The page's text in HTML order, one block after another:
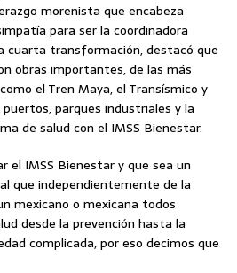
morenista que encabeza
para ser la coordinadora
cuarta transformación, destacó que
obras importantes, de las más
el Tren Maya, el Transísmico y
parques industriales y la
de salud con el IMSS Bienestar.
el IMSS Bienestar y que sea un
que independientemente de la
mexicano o mexicana todos
desde la prevención hasta la
complicada, por eso decimos que